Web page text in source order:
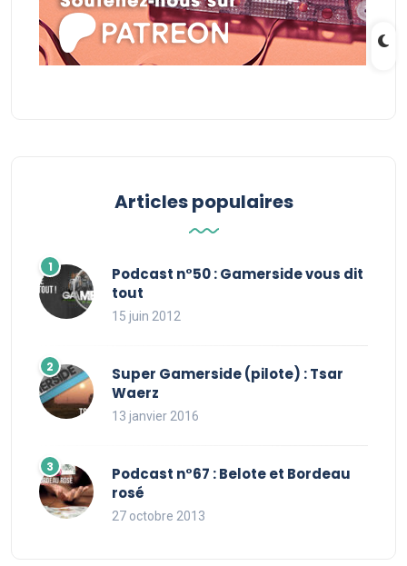
Articles populaires
Podcast n°50 : Gamerside vous dit
tout
15 juin 2012
Super Gamerside (pilote) : Tsar
Waerz
13 janvier 2016
Podcast n°67 : Belote et Bordeau
rosé
27 octobre 2013